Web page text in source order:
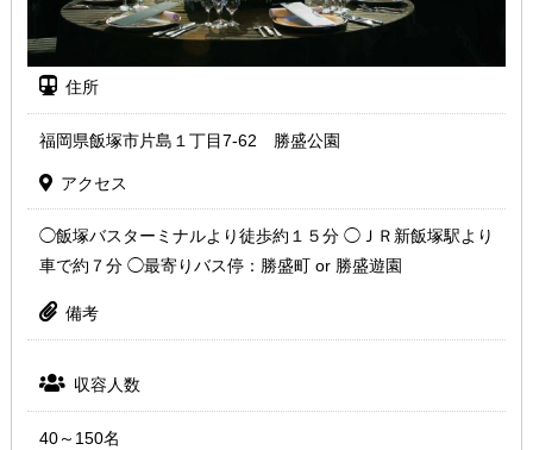
住所
福岡県飯塚市片島１丁目7-62 勝盛公園
アクセス
◯飯塚バスターミナルより徒歩約１５分 ◯ＪＲ新飯塚駅より
車で約７分 ◯最寄りバス停：勝盛町 or 勝盛遊園
備考
収容人数
40～150名